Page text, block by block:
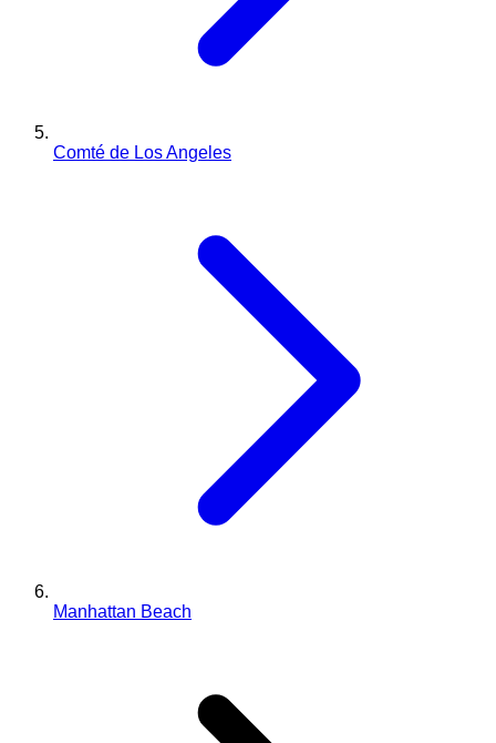
Comté de Los Angeles
Manhattan Beach